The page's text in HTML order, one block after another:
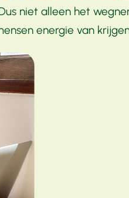
niet alleen het
energie van